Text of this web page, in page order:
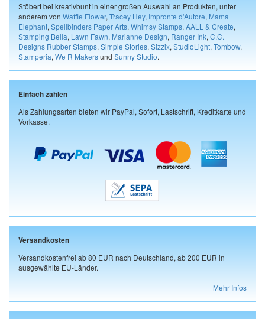
Stöbert bei kreativbunt in einer großen Auswahl an Produkten, unter
anderem von Waffle Flower, Tracey Hey, Impronte d'Autore, Mama
Elephant, Spellbinders Paper Arts, Whimsy Stamps, AALL & Create,
Stamping Bella, Lawn Fawn, Marianne Design, Ranger Ink, C.C.
Designs Rubber Stamps, Simple Stories, Sizzix, StudioLight, Tombow,
Stamperia, We R Makersund Sunny Studio.
Einfach zahlen
Als Zahlungsarten bieten wir PayPal, Sofort, Lastschrift, Kreditkarte und
Vorkasse.
Versandkosten
Versandkostenfrei ab 80 EUR nach Deutschland, ab 200 EUR in
ausgewählte EU-Länder.
Mehr Infos